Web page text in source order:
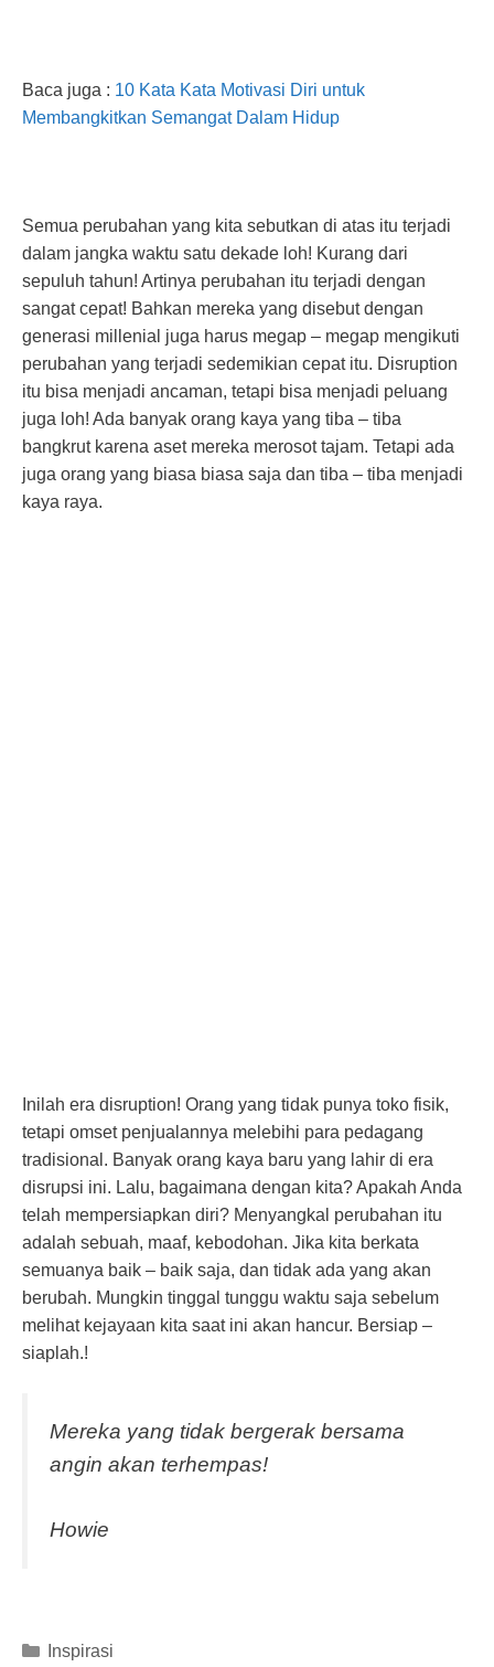
Baca juga : 10 Kata Kata Motivasi Diri untuk
Membangkitkan Semangat Dalam Hidup
Semua perubahan yang kita sebutkan di atas itu terjadi
dalam jangka waktu satu dekade loh! Kurang dari
sepuluh tahun! Artinya perubahan itu terjadi dengan
sangat cepat! Bahkan mereka yang disebut dengan
generasi millenial juga harus megap – megap mengikuti
perubahan yang terjadi sedemikian cepat itu. Disruption
itu bisa menjadi ancaman, tetapi bisa menjadi peluang
juga loh! Ada banyak orang kaya yang tiba – tiba
bangkrut karena aset mereka merosot tajam. Tetapi ada
juga orang yang biasa biasa saja dan tiba – tiba menjadi
kaya raya.
Inilah era disruption! Orang yang tidak punya toko fisik,
tetapi omset penjualannya melebihi para pedagang
tradisional. Banyak orang kaya baru yang lahir di era
disrupsi ini. Lalu, bagaimana dengan kita? Apakah Anda
telah mempersiapkan diri? Menyangkal perubahan itu
adalah sebuah, maaf, kebodohan. Jika kita berkata
semuanya baik – baik saja, dan tidak ada yang akan
berubah. Mungkin tinggal tunggu waktu saja sebelum
melihat kejayaan kita saat ini akan hancur. Bersiap –
siaplah.!
Mereka yang tidak bergerak bersama
angin akan terhempas!
Howie
Categories
Inspirasi